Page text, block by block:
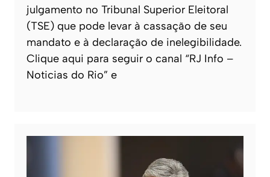
julgamento no Tribunal Superior Eleitoral
(TSE) que pode levar à cassação de seu
mandato e à declaração de inelegibilidade.
Clique aqui para seguir o canal “RJ Info –
Noticias do Rio” e